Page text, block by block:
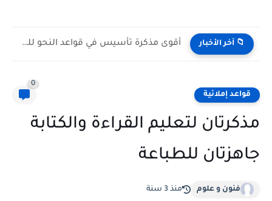
📁 آخر الأخبار أقوى مذكرة تأسيس في قواعد النحو للطلاب والمعلمين
قواعد إملائية
0
مذكرتان لتعليم القراءة والكتابة
جاهزتان للطباعة
فنون و علوم منذ 3 سنة